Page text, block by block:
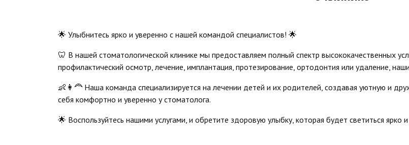
🌟 Улыбнитесь ярко и уверенно с нашей командой специалистов! 🌟
🦷 В нашей стоматологической клинике мы предоставляем полный спектр высококачественных услуг для всей вашей семьи. Независимо от того, нужен ли вам
профилактический осмотр, лечение, имплантация, протезирование, ортодонтия или удаление,
👶👩‍🦰 Наша команда специализируется на лечении детей и их родителей, создавая уютную и дружелюбную атмосферу, которая поможет детям чувствовать
себя комфортно и уверенно у стоматолога.
🌟 Воспользуйтесь нашими услугами, и обретите здоровую улыбку, которая будет светиться ярко